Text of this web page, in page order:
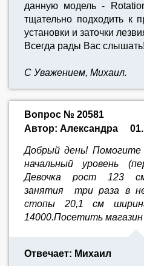
данную модель -
тщательно подходить к
установки и заточки
Всегда рады Вас слышать!
С Уважением, Михаил.
Вопрос № 20581
Автор: Александра
Добрый день! Помогите
начальный уровень
Девочка рост 123
занятия три раза в
стопы 20,1 см
14000.Посетить
Отвечает: Михаил